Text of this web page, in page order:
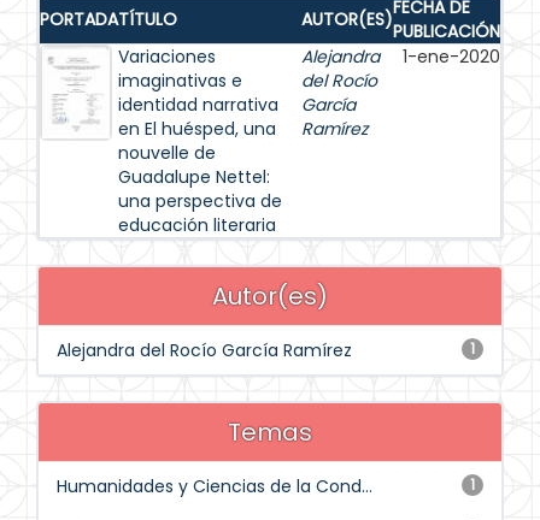
PORTADATÍTULO AUTOR(ES)FECHA DE
PUBLICACIÓN
Variaciones
imaginativas e
identidad narrativa
en El huésped, una
nouvelle de
Guadalupe Nettel:
una perspectiva de
educación literaria
Alejandra
del Rocío
García
Ramírez
1-ene-2020
Autor(es)
1
Alejandra del Rocío García Ramírez
Temas
1
Humanidades y Ciencias de la Cond...